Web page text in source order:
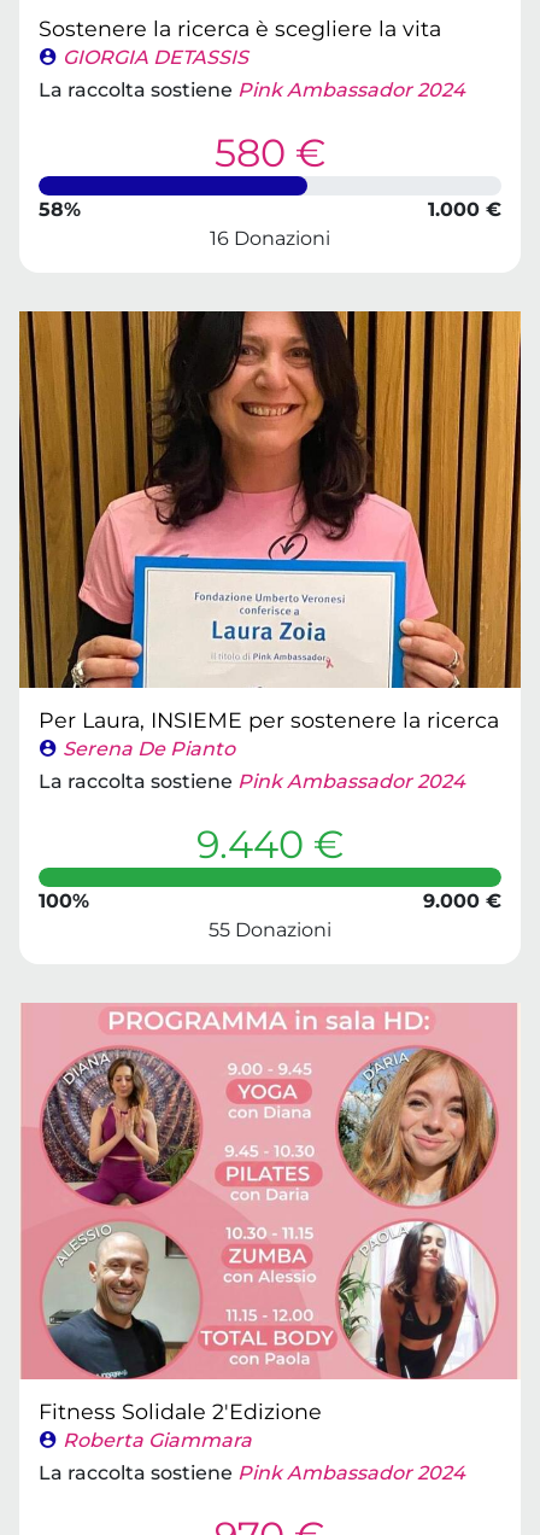
Sostenere la ricerca è scegliere la vita
GIORGIA DETASSIS
La raccolta sostiene Pink Ambassador 2024
580 €
58%
1.000 €
16 Donazioni
Per Laura, INSIEME per sostenere la ricerca
Serena De Pianto
La raccolta sostiene Pink Ambassador 2024
9.440 €
100%
9.000 €
55 Donazioni
Fitness Solidale 2'Edizione
Roberta Giammara
La raccolta sostiene Pink Ambassador 2024